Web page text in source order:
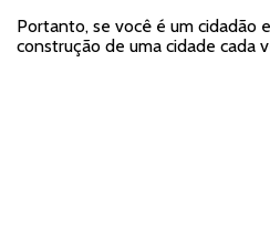
Portanto, se você é um cidadão
construção de uma cidade cada